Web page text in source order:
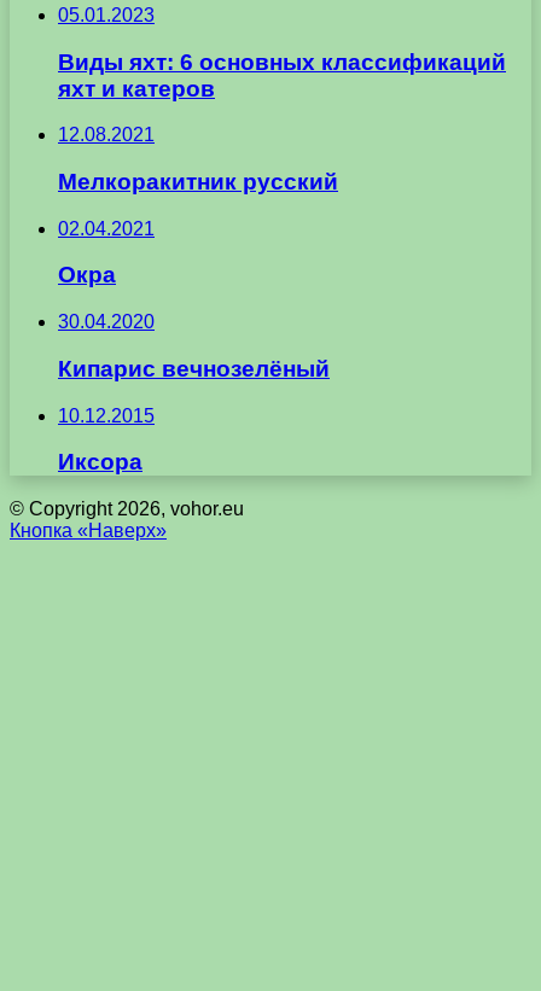
05.01.2023
Виды яхт: 6 основных классификаций
яхт и катеров
12.08.2021
Мелкоракитник русский
02.04.2021
Окра
30.04.2020
Кипарис вечнозелёный
10.12.2015
Иксора
© Copyright 2026, vohor.eu
Кнопка «Наверх»